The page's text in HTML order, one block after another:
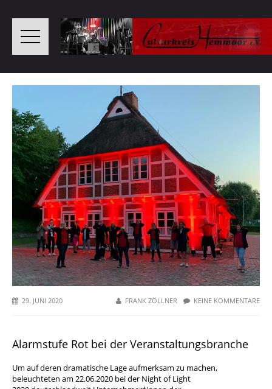
29. JUNI 2020 KEINE KOMMENTARE
FRANK ZÖLLNER
Alarmstufe Rot bei der Veranstaltungsbranche
Um auf deren dramatische Lage aufmerksam zu machen,
beleuchteten am 22.06.2020 bei der Night of Light